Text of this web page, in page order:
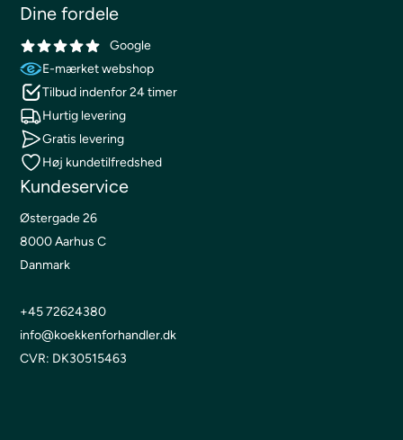
Dine fordele
Google
E-mærket webshop
Tilbud indenfor 24 timer
Hurtig levering
Gratis levering
Høj kundetilfredshed
Kundeservice
Østergade 26
8000 Aarhus C
Danmark
+45 72624380
info@koekkenforhandler.dk
CVR: DK30515463